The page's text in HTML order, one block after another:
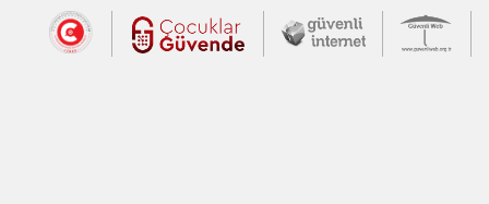
Dış Bağlantılar
Cumhurbaşkanlığı İletişim Merkezi
Çocuklar Güvende (yeni
Güvenli